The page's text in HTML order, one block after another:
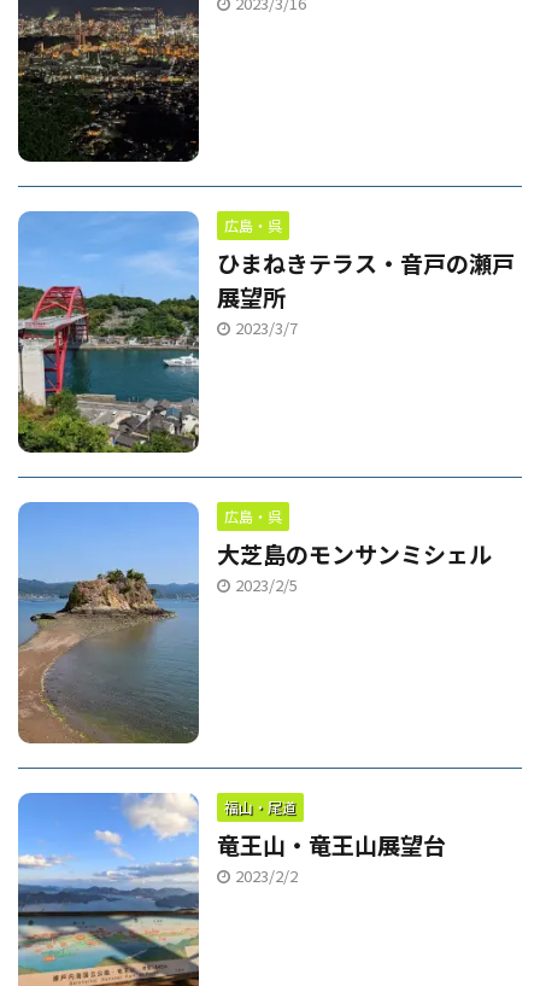
広島・呉
ひまねきテラス・音戸の瀬戸
展望所
2023/3/7
広島・呉
大芝島のモンサンミシェル
2023/2/5
福山・尾道
竜王山・竜王山展望台
2023/2/2